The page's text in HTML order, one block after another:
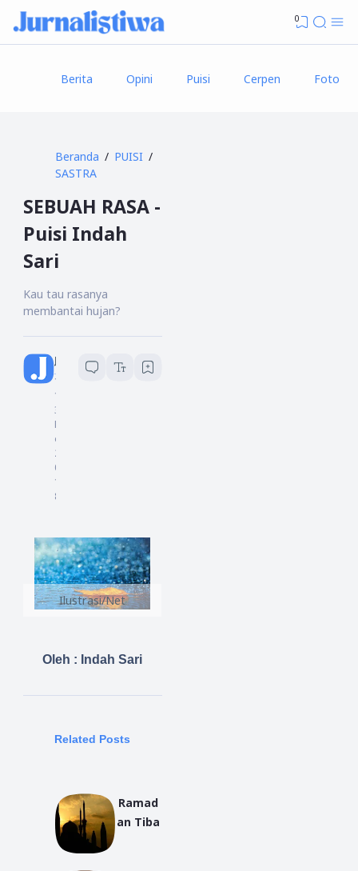
0
Berita Opini Puisi Cerpen Foto
Beranda
PUISI
SASTRA
SEBUAH RASA -
Puisi Indah
Sari
Kau tau rasanya
membantai hujan?
1
1
3
M
ei
2
0
1
8
Ilustrasi/Net
Oleh : Indah Sari
Related Posts
Ramad
an Tiba